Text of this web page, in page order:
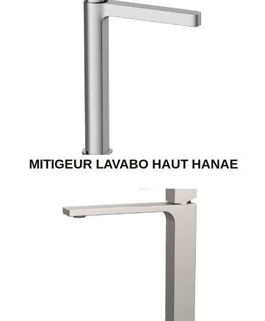
MITIGEUR LAVABO HAUT HANAE